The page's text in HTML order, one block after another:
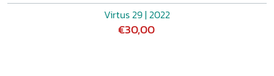
Virtus 29 | 2022
€30,00